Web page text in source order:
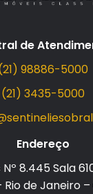
de
98886-5000
(21) 3435-5000
Endereço
8.445 Sala
de Janeiro –